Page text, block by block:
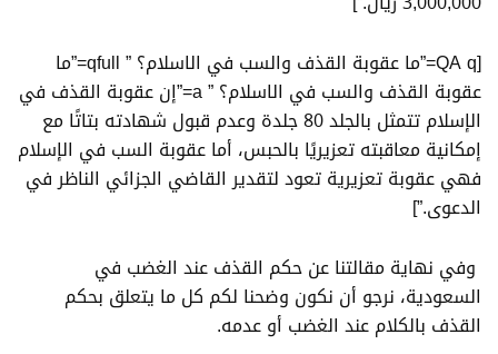
[QA q=”ما عقوبة القذف والسب في الاسلام؟ ” qfull=”ما
عقوبة القذف والسب في الاسلام؟ ” a=”إن عقوبة القذف في
الإسلام تتمثل بالجلد 80 جلدة وعدم قبول شهادته بتاتًا مع
إمكانية معاقبته تعزيريًا بالحبس، أما عقوبة السب في الإسلام
فهي عقوبة تعزيرية تعود لتقدير القاضي الجزائي الناظر في
الدعوى.”]
وفي نهاية مقالتنا عن حكم القذف عند الغضب في
السعودية، نرجو أن نكون وضحنا لكم كل ما يتعلق بحكم
القذف بالكلام عند الغضب أو عدمه.